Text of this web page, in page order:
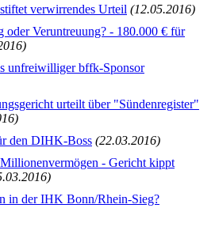
verwirrendes Urteil (12.05.2016)
oder Veruntreuung? - 180.000 € für
unfreiwilliger bffk-Sponsor
urteilt über "Sündenregister"
den DIHK-Boss (22.03.2016)
- Gericht kippt
in der IHK Bonn/Rhein-Sieg?